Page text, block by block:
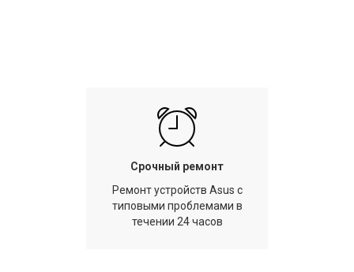
Срочный ремонт
Ремонт устройств Asus с
типовыми проблемами в
течении 24 часов